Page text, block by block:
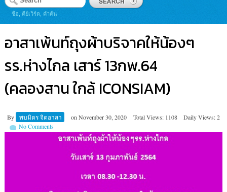
ชื่อ, คีย์เวิร์ด, คำค้น
อาสาเพ้นท์ถุงผ้าบริจาคให้น้องๆ
รร.ห่างไกล เสาร์ 13กพ.64
(คลองสาน ใกล้ ICONSIAM)
By พบมิตร จิตอาสา on November 30, 2020 Total Views: 1108
Daily Views: 2
No Comments